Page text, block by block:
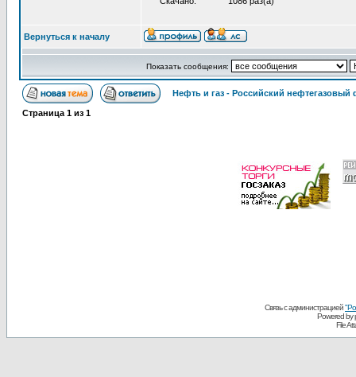
Вернуться к началу
Показать сообщения:
Нефть и газ - Российский нефтегазовый
Страница 1 из 1
Связь с администрацией
Powered by
File